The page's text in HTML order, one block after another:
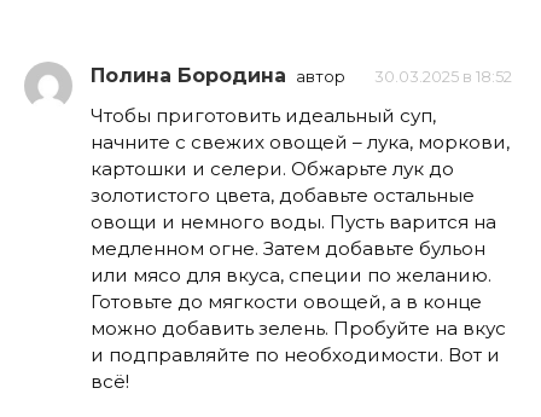
Полина Бородина автор 30.03.2025 в 18:52
Чтобы приготовить идеальный суп,
начните с свежих овощей – лука, моркови,
картошки и селери. Обжарьте лук до
золотистого цвета, добавьте остальные
овощи и немного воды. Пусть варится на
медленном огне. Затем добавьте бульон
или мясо для вкуса, специи по желанию.
Готовьте до мягкости овощей, а в конце
можно добавить зелень. Пробуйте на вкус
и подправляйте по необходимости. Вот и
всё!